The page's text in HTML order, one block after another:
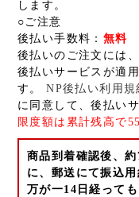
します。
○ご注意
後払い手数料： 無料
後払いのご注文には、
後払いサービスが適
す。NP後払い利用
に同意して、後払い
限度額は累計残高で
商品到着確認後、
に、郵送にて振込用
万が一14日経って